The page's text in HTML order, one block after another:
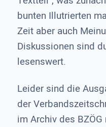
bunten Illutrierten
Zeit aber auch
Diskussionen sind
lesenswert.
Leider sind die
der
im Archiv des